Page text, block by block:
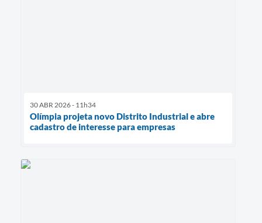
30 ABR 2026 - 11h34
Olímpia projeta novo Distrito Industrial e abre
cadastro de interesse para empresas